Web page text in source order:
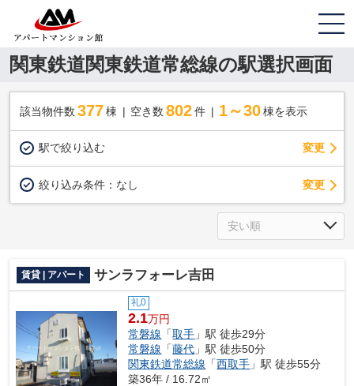
関東鉄道関東鉄道常総線の駅選択画面
該当物件数 377棟 空き数 802 件 1～30 棟を表示
駅で絞り込む 変更
絞り込み条件： なし 変更
賃貸 | アパート サンラフォーレ吉田
礼0
2.1万円
常磐線 「取手 」駅 徒歩29分
常磐線 「藤代 」駅 徒歩50分
関東鉄道常総線 「西取手 」駅 徒歩55分
築36年 / 16.72㎡